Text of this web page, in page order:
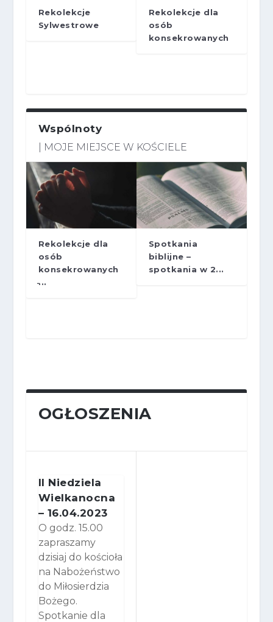
Rekolekcje
Sylwestrowe
Rekolekcje dla
osób
konsekrowanych
Wspólnoty
| MOJE MIEJSCE W KOŚCIELE
Rekolekcje dla
osób
konsekrowanych
̵...
Spotkania
biblijne –
spotkania w 2...
OGŁOSZENIA
II Niedziela
Wielkanocna
– 16.04.2023
O godz. 15.00
zapraszamy
dzisiaj do kościoła
na Nabożeństwo
do Miłosierdzia
Bożego.
Spotkanie dla